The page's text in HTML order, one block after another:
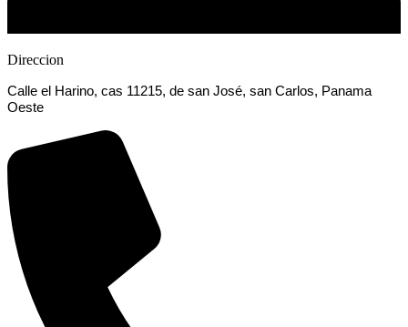
Direccion
Calle el Harino, cas 11215, de san José, san Carlos, Panama
Oeste